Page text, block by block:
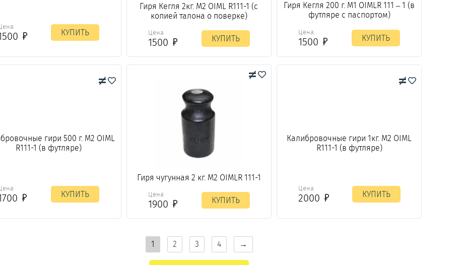
КУПИТЬ
Гиря Кегля 2кг. М2 OIML R111-1 (с
копией талона о поверке)
Цена
1500 КУПИТЬ
Гиря Кегля 200 г. М1 OIMLR 111 – 1 (в
футляре с паспортом)
Цена
1500 КУПИТЬ
гири 500 г. М2 OIML
R111-1 (в футляре)
КУПИТЬ
Гиря чугунная 2 кг. М2 OIMLR 111-1
Цена
1900 КУПИТЬ
Калибровочные гири 1кг. М2 OIML
R111-1 (в футляре)
Цена
2000 КУПИТЬ
1 2 3 4 →